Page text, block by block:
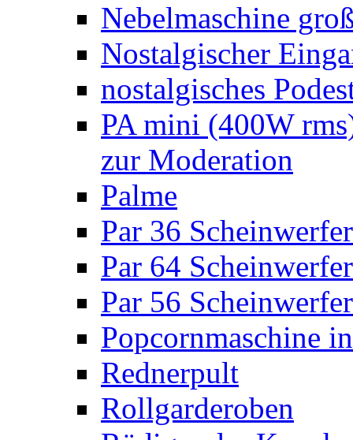
Nebelmaschine
Nostalgischer
nostalgisches
PA mini (400W
zur Moderation
Palme
Par 36 Scheinwerfer
Par 64 Scheinwerfer
Par 56 Scheinwerfer
Popcornmaschine
Rednerpult
Rollgarderoben